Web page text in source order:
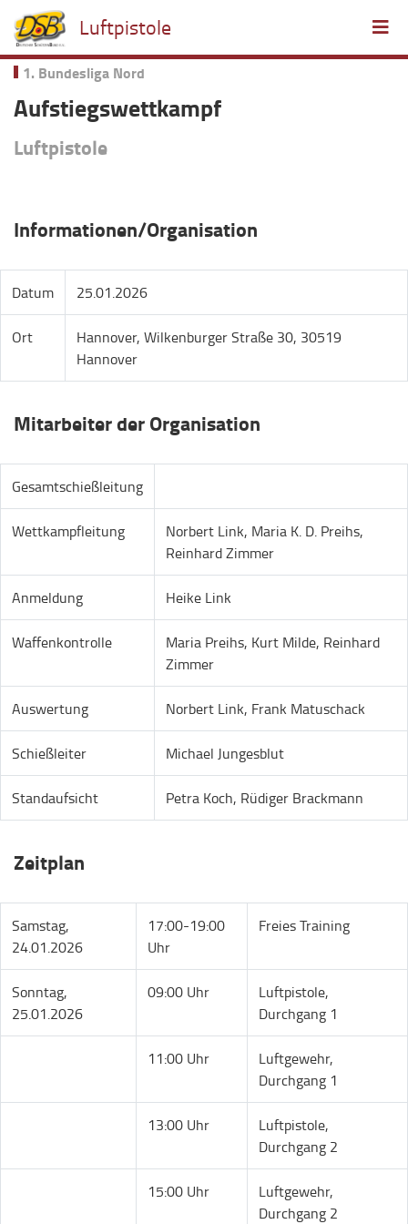
Luftpistole
1. Bundesliga Nord
Aufstiegswettkampf
Luftpistole
Informationen/Organisation
Datum 25.01.2026
Ort
Hannover, Wilkenburger Straße 30, 30519
Hannover
Mitarbeiter der Organisation
Gesamtschießleitung
Wettkampfleitung
Norbert Link, Maria K. D. Preihs,
Reinhard Zimmer
Anmeldung Heike Link
Waffenkontrolle
Maria Preihs, Kurt Milde, Reinhard
Zimmer
Auswertung Norbert Link, Frank Matuschack
Schießleiter Michael Jungesblut
Standaufsicht Petra Koch, Rüdiger Brackmann
Zeitplan
Samstag,
24.01.2026
17:00-19:00
Uhr
Freies Training
Sonntag,
25.01.2026
09:00 Uhr
Luftpistole,
Durchgang 1
11:00 Uhr
Luftgewehr,
Durchgang 1
13:00 Uhr
Luftpistole,
Durchgang 2
15:00 Uhr
Luftgewehr,
Durchgang 2